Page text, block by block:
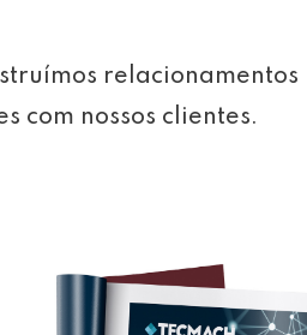
relacionamentos
com nossos clientes.